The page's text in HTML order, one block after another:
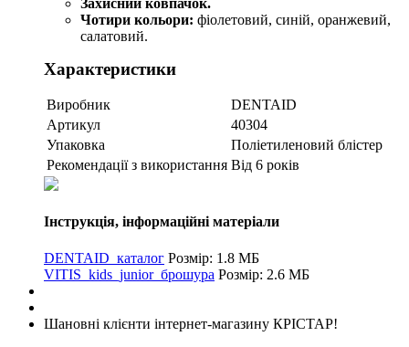
Захисний ковпачок.
Чотири кольори: фіолетовий, синій, оранжевий,
салатовий.
Характеристики
Виробник
DENTAID
Артикул
40304
Упаковка
Поліетиленовий блістер
Рекомендації з використання Від 6 років
Інструкція, інформаційні матеріали
DENTAID_каталог Розмір: 1.8 МБ
VITIS_kids_junior_брошура Розмір: 2.6 МБ
Шановні клієнти інтернет-магазину КРІСТАР!